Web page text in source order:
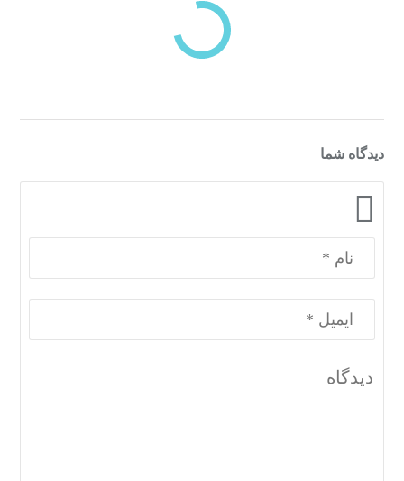
دسته‌بندی‌های منتخب برای شما
دیدگاه شما